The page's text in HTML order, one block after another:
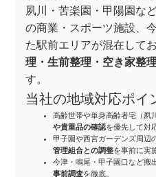
夙川・苦楽園・甲陽園な
の商業・スポーツ施設、
た駅前エリアが混在してお
理・生前整理・空き家整
す。
当社の地域対応ポイ
高齢世帯や単身高齢者宅（夙
や貴重品の確認を優先して対
甲子園や西宮ガーデンズ周辺
管理組合との調整を事前に実
今津・鳴尾・甲子園口など搬
事前調査を徹底。